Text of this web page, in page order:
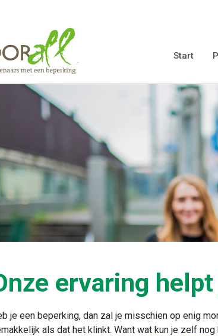
Start
ervaring
je een beperking, dan zal je misschien op enig
als dat het klinkt. Want wat kun je zelf